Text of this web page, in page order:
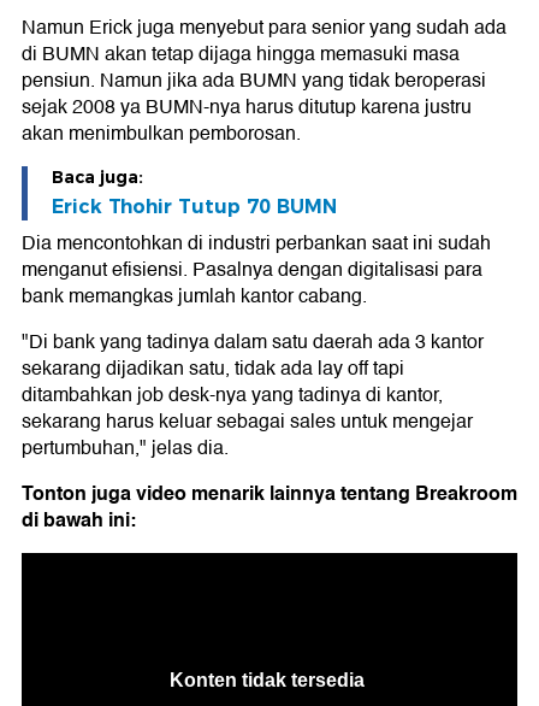
Namun Erick juga menyebut para senior yang sudah ada
di BUMN akan tetap dijaga hingga memasuki masa
pensiun. Namun jika ada BUMN yang tidak beroperasi
sejak 2008 ya BUMN-nya harus ditutup karena justru
akan menimbulkan pemborosan.
Baca juga:
Erick Thohir Tutup 70 BUMN
Dia mencontohkan di industri perbankan saat ini sudah
menganut efisiensi. Pasalnya dengan digitalisasi para
bank memangkas jumlah kantor cabang.
"Di bank yang tadinya dalam satu daerah ada 3 kantor
sekarang dijadikan satu, tidak ada lay off tapi
ditambahkan job desk-nya yang tadinya di kantor,
sekarang harus keluar sebagai sales untuk mengejar
pertumbuhan," jelas dia.
Tonton juga video menarik lainnya tentang Breakroom
di bawah ini: